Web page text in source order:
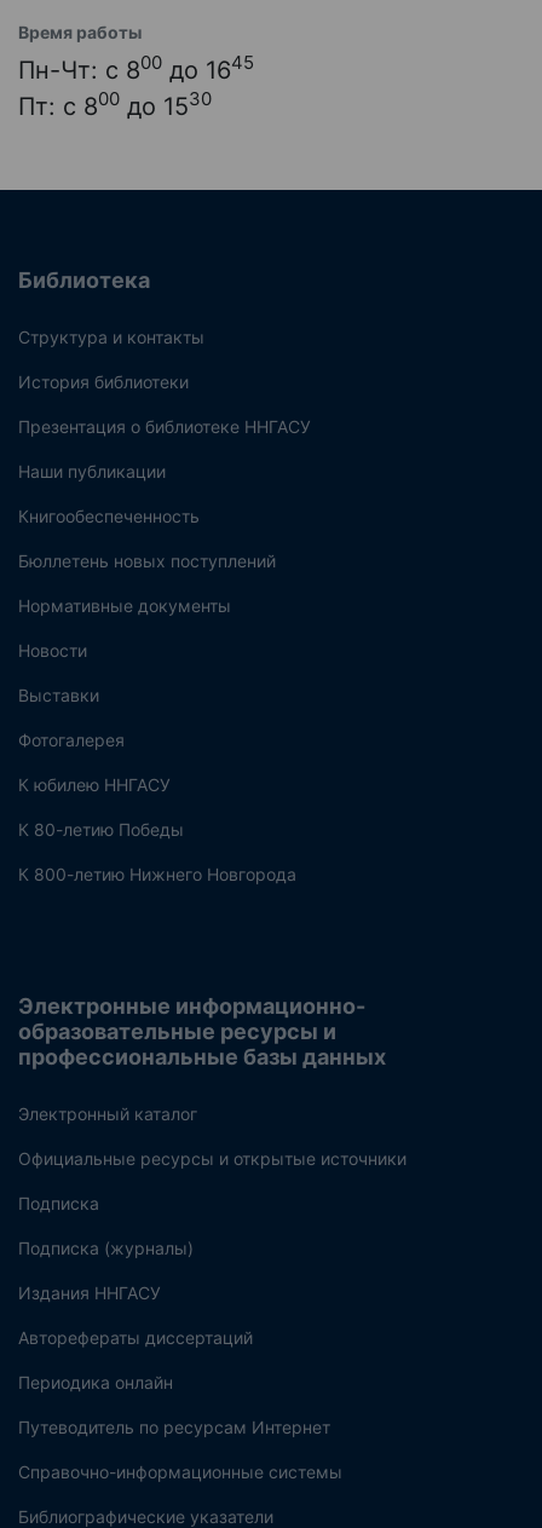
Время работы
Пн-Чт: с 800 до 1645
Пт: с 800 до 1530
Библиотека
Структура и контакты
История библиотеки
Презентация о библиотеке ННГАСУ
Наши публикации
Книгообеспеченность
Бюллетень новых поступлений
Нормативные документы
Новости
Выставки
Фотогалерея
К юбилею ННГАСУ
К 80-летию Победы
К 800-летию Нижнего Новгорода
Электронные информационно-
образовательные ресурсы и
профессиональные базы данных
Электронный каталог
Официальные ресурсы и открытые источники
Подписка
Подписка (журналы)
Издания ННГАСУ
Авторефераты диссертаций
Периодика онлайн
Путеводитель по ресурсам Интернет
Справочно-информационные системы
Библиографические указатели